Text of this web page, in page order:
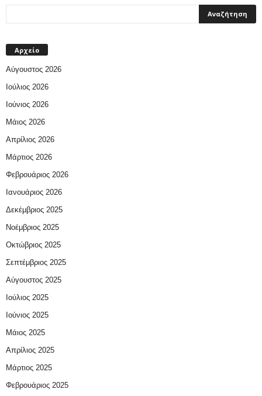
Αρχείο
Αύγουστος 2026
Ιούλιος 2026
Ιούνιος 2026
Μάιος 2026
Απρίλιος 2026
Μάρτιος 2026
Φεβρουάριος 2026
Ιανουάριος 2026
Δεκέμβριος 2025
Νοέμβριος 2025
Οκτώβριος 2025
Σεπτέμβριος 2025
Αύγουστος 2025
Ιούλιος 2025
Ιούνιος 2025
Μάιος 2025
Απρίλιος 2025
Μάρτιος 2025
Φεβρουάριος 2025